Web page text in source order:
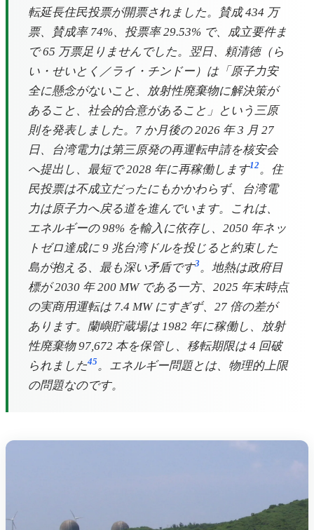
転延長住民投票が開票されました。賛成 434 万
票、賛成率 74%、投票率 29.53% で、成立要件ま
で 65 万票足りませんでした。翌日、頼清徳（ら
い・せいとく／ライ・チンドー）は「原子力安
全に懸念がないこと、放射性廃棄物に解決策が
あること、社会的合意があること」という三原
則を発表しました。7 か月後の 2026 年 3 月 27
日、台湾電力は第三原発の再運転申請を核安会
へ提出し、最短で 2028 年に再稼働します12。住
民投票は不成立だったにもかかわらず、台湾電
力は原子力へ戻る道を進んでいます。これは、
エネルギーの 98% を輸入に依存し、2050 年ネッ
トゼロ達成に 9 兆台湾ドルを投じると約束した
島が抱える、最も深い矛盾です3。地熱は政府目
標が 2030 年 200 MW である一方、2025 年末時点
の実商用運転は 7.4 MW にすぎず、27 倍の差が
あります。蘭嶼貯蔵場は 1982 年に稼働し、放射
性廃棄物 97,672 本を保管し、移転期限は 4 回破
られました45。エネルギー問題とは、物理的上限
の問題なのです。